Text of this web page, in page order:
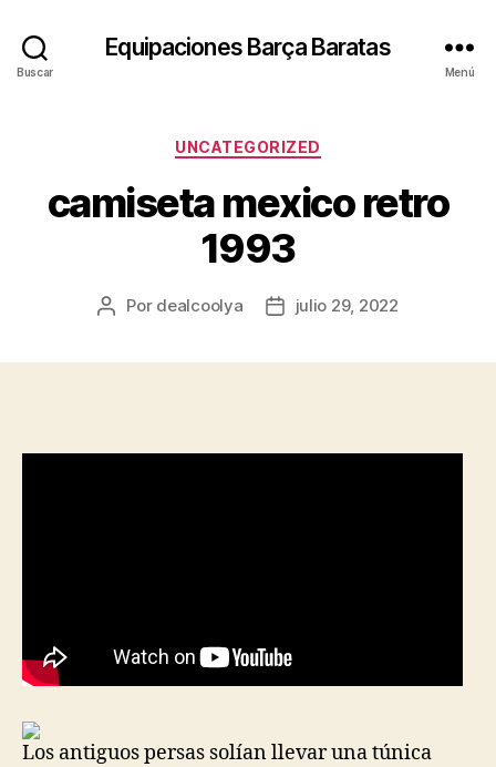
Buscar
Equipaciones Barça Baratas
Menú
Categorías
UNCATEGORIZED
camiseta mexico retro
1993
Autor
Por dealcoolya
Fechajulio 29, 2022
Los antiguos persas solían llevar una túnica